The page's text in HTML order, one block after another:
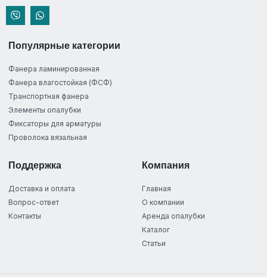
Популярные категории
Фанера ламинированная
Фанера влагостойкая (ФСФ)
Транспортная фанера
Элементы опалубки
Фиксаторы для арматуры
Проволока вязальная
Поддержка
Доставка и оплата
Вопрос-ответ
Контакты
Компания
Главная
О компании
Аренда опалубки
Каталог
Статьи